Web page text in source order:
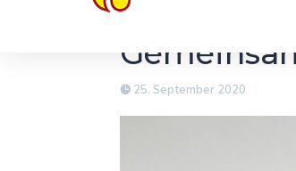
25. September 2020